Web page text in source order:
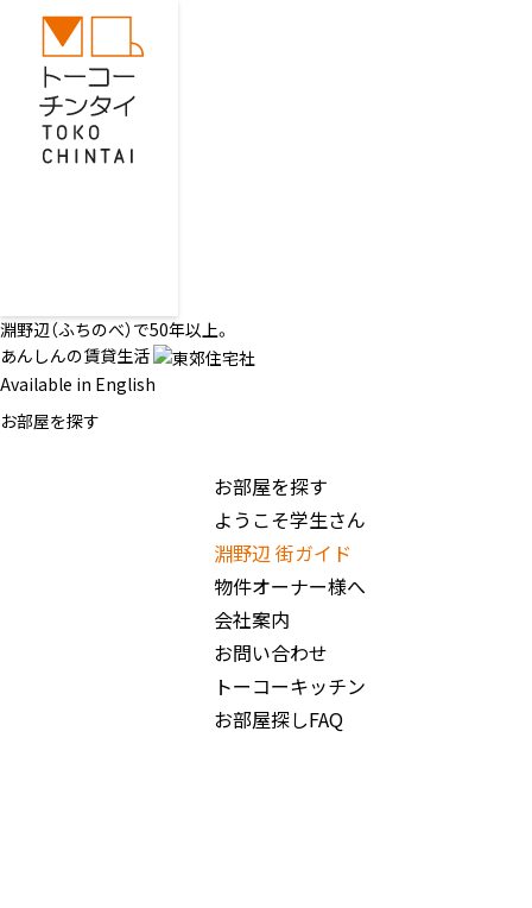
淵野辺（ふちのべ）で50年以上。
あんしんの賃貸生活
Available in English
お部屋を探す
お部屋を探す
ようこそ学生さん
淵野辺 街ガイド
物件オーナー様へ
会社案内
お問い合わせ
トーコーキッチン
お部屋探しFAQ